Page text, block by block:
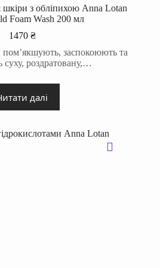
з обліпихою Anna Lotan
Foam Wash 200 мл
1470 ₴
пом’якшують, заспокоюють та
суху, роздратовану,…
далі